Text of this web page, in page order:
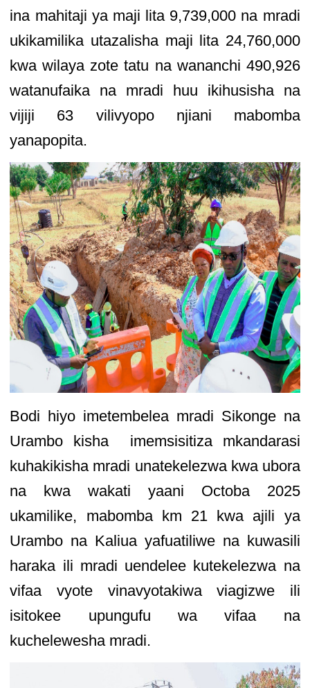
ina mahitaji ya maji lita 9,739,000 na mradi
ukikamilika utazalisha maji lita 24,760,000
kwa wilaya zote tatu na wananchi 490,926
watanufaika na mradi huu ikihusisha na
vijiji 63 vilivyopo njiani mabomba
yanapopita.
Bodi hiyo imetembelea mradi Sikonge na
Urambo kisha imemsisitiza mkandarasi
kuhakikisha mradi unatekelezwa kwa ubora
na kwa wakati yaani Octoba 2025
ukamilike, mabomba km 21 kwa ajili ya
Urambo na Kaliua yafuatiliwe na kuwasili
haraka ili mradi uendelee kutekelezwa na
vifaa vyote vinavyotakiwa viagizwe ili
isitokee upungufu wa vifaa na
kuchelewesha mradi.